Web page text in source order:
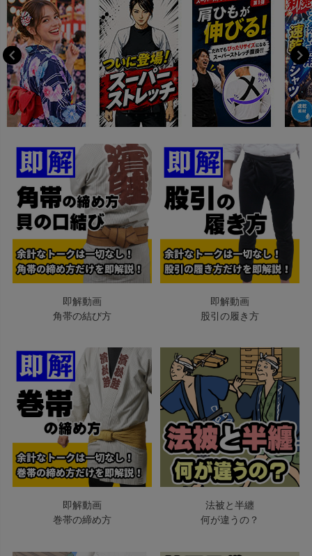
即解動画
角帯の結び方
即解動画
股引の履き方
即解動画
巻帯の締め方
法被と半纏
何が違うの？